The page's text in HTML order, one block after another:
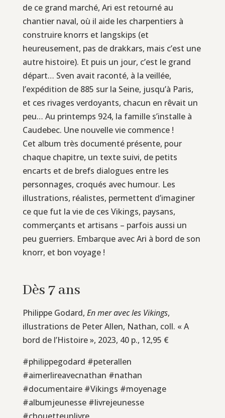
de ce grand marché, Ari est retourné au
chantier naval, où il aide les charpentiers à
construire knorrs et langskips (et
heureusement, pas de drakkars, mais c’est une
autre histoire). Et puis un jour, c’est le grand
départ… Sven avait raconté, à la veillée,
l’expédition de 885 sur la Seine, jusqu’à Paris,
et ces rivages verdoyants, chacun en rêvait un
peu… Au printemps 924, la famille s’installe à
Caudebec. Une nouvelle vie commence !
Cet album très documenté présente, pour
chaque chapitre, un texte suivi, de petits
encarts et de brefs dialogues entre les
personnages, croqués avec humour. Les
illustrations, réalistes, permettent d’imaginer
ce que fut la vie de ces Vikings, paysans,
commerçants et artisans – parfois aussi un
peu guerriers. Embarque avec Ari à bord de son
knorr, et bon voyage !
Dès 7 ans
Philippe Godard, En mer avec les Vikings,
illustrations de Peter Allen, Nathan, coll. « A
bord de l’Histoire », 2023, 40 p., 12,95 €
#philippegodard #peterallen
#aimerlireavecnathan #nathan
#documentaire #Vikings #moyenage
#albumjeunesse #livrejeunesse